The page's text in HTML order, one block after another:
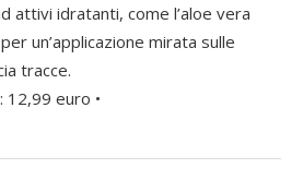
attivi idratanti, come l’aloe vera
un’applicazione mirata sulle
tracce.
12,99 euro •